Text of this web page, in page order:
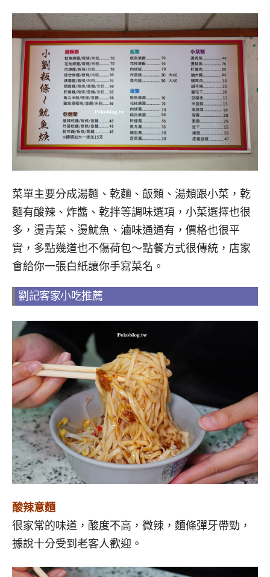
菜單主要分成湯麵、乾麵、飯類、湯類跟小菜，乾
麵有酸辣、炸醬、乾拌等調味選項，小菜選擇也很
多，燙青菜、燙魷魚、滷味通通有，價格也很平
實，多點幾道也不傷荷包～點餐方式很傳統，店家
會給你一張白紙讓你手寫菜名。
劉記客家小吃推薦
酸辣意麵
很家常的味道，酸度不高，微辣，麵條彈牙帶勁，
據說十分受到老客人歡迎。